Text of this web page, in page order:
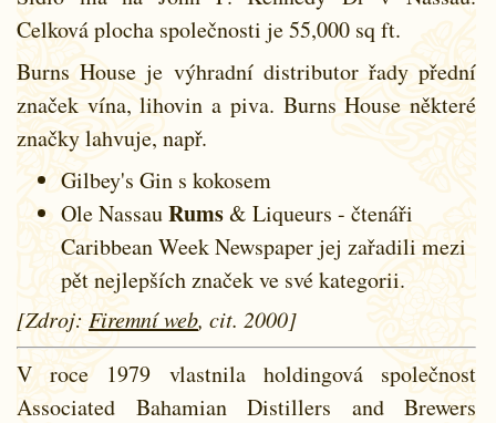
Celková plocha společnosti je 55,000 sq ft.
Burns House je výhradní distributor řady přední
značek vína, lihovin a piva. Burns House některé
značky lahvuje, např.
Gilbey's Gin s kokosem
Ole NassauRums& Liqueurs - čtenáři
Caribbean Week Newspaper jej zařadili mezi
pět nejlepších značek ve své kategorii.
[Zdroj: Firemní web, cit. 2000]
V roce 1979 vlastnila holdingová společnost
Associated Bahamian Distillers and Brewers